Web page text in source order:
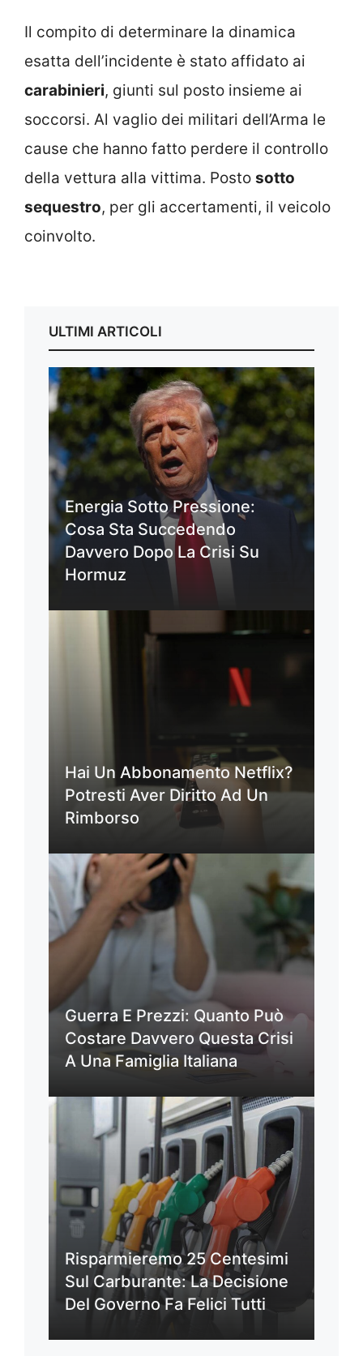
Il compito di determinare la dinamica
esatta dell’incidente è stato affidato ai
carabinieri, giunti sul posto insieme ai
soccorsi. Al vaglio dei militari dell’Arma le
cause che hanno fatto perdere il controllo
della vettura alla vittima. Posto sotto
sequestro, per gli accertamenti, il veicolo
coinvolto.
ULTIMI ARTICOLI
Energia Sotto Pressione:
Cosa Sta Succedendo
Davvero Dopo La Crisi Su
Hormuz
Hai Un Abbonamento Netflix?
Potresti Aver Diritto Ad Un
Rimborso
Guerra E Prezzi: Quanto Può
Costare Davvero Questa Crisi
A Una Famiglia Italiana
Risparmieremo 25 Centesimi
Sul Carburante: La Decisione
Del Governo Fa Felici Tutti